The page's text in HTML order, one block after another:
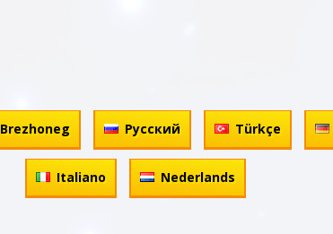
Brezhoneg Русский Türkçe
Italiano Nederlands